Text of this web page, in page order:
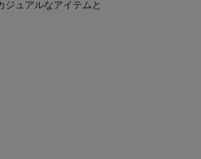
ジュアルなアイテムと